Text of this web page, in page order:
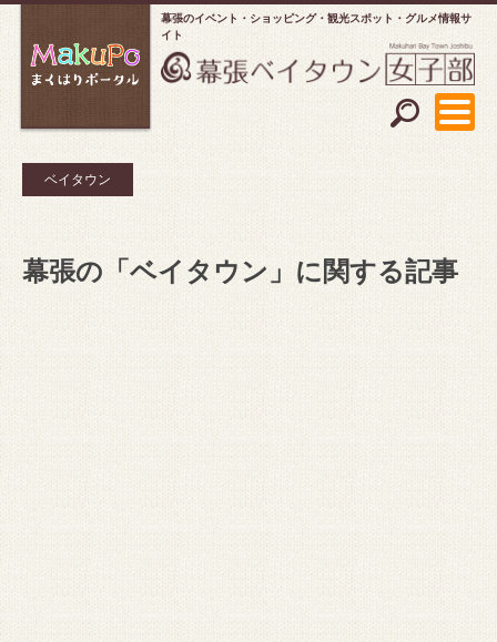
幕張のイベント・ショッピング
観光スポット・グルメ情報サ
イト
ベイタウン
幕張の「ベイタウン」に関する記事